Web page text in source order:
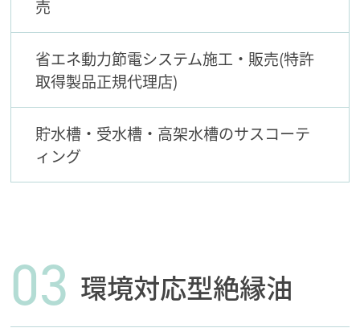
売
省エネ動力節電システム施工・販売(特許
取得製品正規代理店)
貯水槽・受水槽・高架水槽のサスコーテ
ィング
03 環境対応型絶縁油